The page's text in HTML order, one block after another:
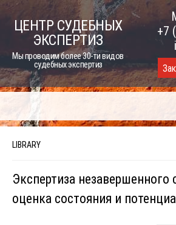
Skip
ЦЕНТР СУДЕБНЫХ
ЭКСПЕРТИЗ
Мы проводим более 30-ти видов
судебных экспертиз
+7
LIBRARY
Экспертиза незавершенного
оценка состояния и